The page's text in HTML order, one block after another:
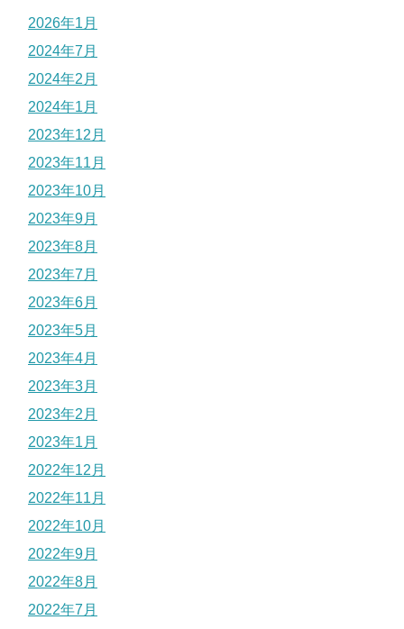
2026年1月
2024年7月
2024年2月
2024年1月
2023年12月
2023年11月
2023年10月
2023年9月
2023年8月
2023年7月
2023年6月
2023年5月
2023年4月
2023年3月
2023年2月
2023年1月
2022年12月
2022年11月
2022年10月
2022年9月
2022年8月
2022年7月